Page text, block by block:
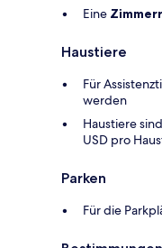
Eine
Haustiere
Für
werden
Haustiere
USD pro
Parken
Für die